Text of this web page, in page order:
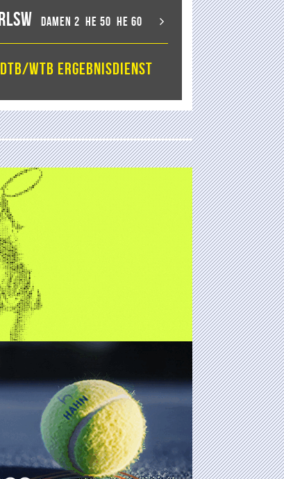
RLSW Damen 2 He 50 He 60
DTB/WTB Ergebnisdienst